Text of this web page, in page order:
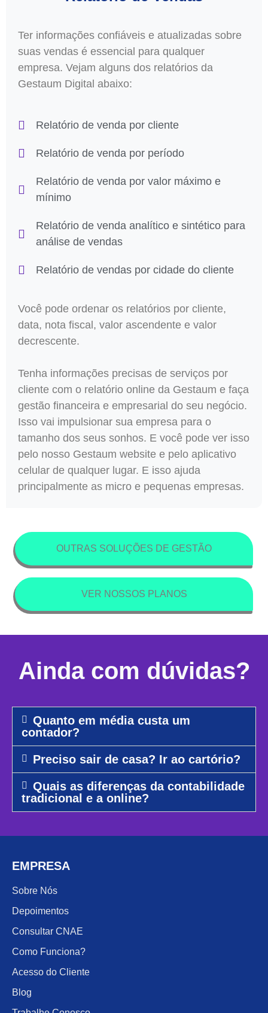
Ter informações confiáveis e atualizadas sobre
suas vendas é essencial para qualquer
empresa. Vejam alguns dos relatórios da
Gestaum Digital abaixo:
Relatório de venda por cliente
Relatório de venda por período
Relatório de venda por valor máximo e
mínimo
Relatório de venda analítico e sintético para
análise de vendas
Relatório de vendas por cidade do cliente
Você pode ordenar os relatórios por cliente,
data, nota fiscal, valor ascendente e valor
decrescente.
Tenha informações precisas de serviços por
cliente com o relatório online da Gestaum e faça
gestão financeira e empresarial do seu negócio.
Isso vai impulsionar sua empresa para o
tamanho dos seus sonhos. E você pode ver isso
pelo nosso Gestaum website e pelo aplicativo
celular de qualquer lugar. E isso ajuda
principalmente as micro e pequenas empresas.
OUTRAS SOLUÇÕES DE GESTÃO
VER NOSSOS PLANOS
Ainda com dúvidas?
Quanto em média custa um
contador?
Preciso sair de casa? Ir ao cartório?
Quais as diferenças da contabilidade
tradicional e a online?
EMPRESA
Sobre Nós
Depoimentos
Consultar CNAE
Como Funciona?
Acesso do Cliente
Blog